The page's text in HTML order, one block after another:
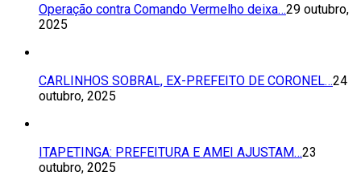
Operação contra Comando Vermelho deixa…29 outubro,
2025
CARLINHOS SOBRAL, EX-PREFEITO DE CORONEL…24
outubro, 2025
ITAPETINGA: PREFEITURA E AMEI AJUSTAM…23
outubro, 2025